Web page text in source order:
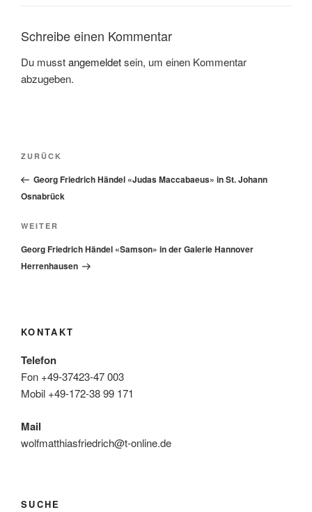
Schreibe einen Kommentar
Du musstangemeldetsein, um einen Kommentar
abzugeben.
Beitragsnavigation
Vorheriger
Beitrag
ZURÜCK
Georg Friedrich Händel «Judas Maccabaeus» in St. Johann
Osnabrück
Nächster
Beitrag
WEITER
Georg Friedrich Händel «Samson» in der Galerie Hannover
Herrenhausen
KONTAKT
Telefon
Fon +49-37423-47 003
Mobil +49-172-38 99 171
Mail
wolfmatthiasfriedrich@t-online.de
SUCHE